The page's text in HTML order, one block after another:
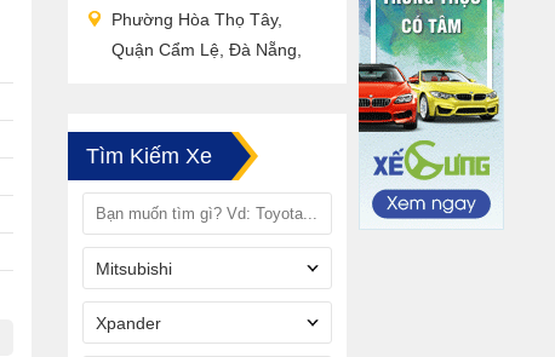
Phường Hòa Thọ Tây,
Quận Cẩm Lệ, Đà Nẵng,
Tìm Kiếm Xe
Mitsubishi
Xpander